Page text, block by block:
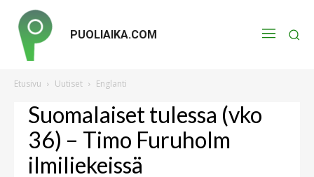
PUOLIAIKA.COM
Etusivu Uutiset Englanti
Suomalaiset tulessa (vko
36) – Timo Furuholm
ilmiliekeissä